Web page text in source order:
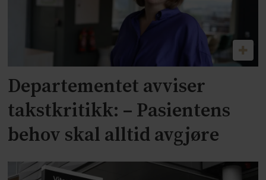
Departementet avviser
takstkritikk: – Pasientens
behov skal alltid avgjøre